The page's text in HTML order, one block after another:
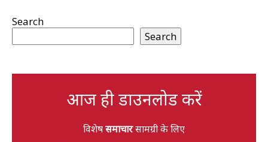
Search
Search
आज ही डाउनलोड करें
विशेषसमाचारसामग्री के लिए